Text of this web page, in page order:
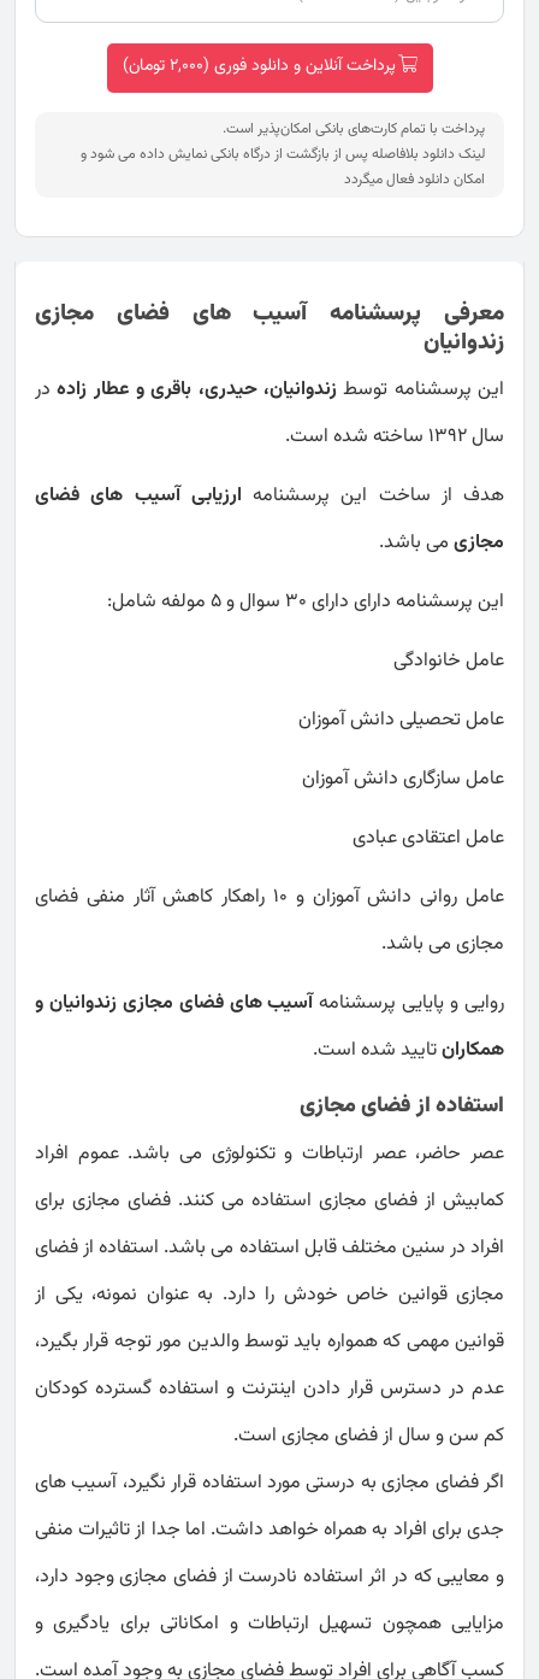
پرداخت آنلاین و دانلود فوری (2,000 تومان)
پرداخت با تمام کارت‌های بانکی امکان‌پذیر است.
لینک دانلود بلافاصله پس از بازگشت از درگاه بانکی نمایش داده می شود و
امکان دانلود فعال میگردد
معرفی پرسشنامه آسیب های فضای مجازی
زندوانیان
این پرسشنامه توسطزندوانیان، حیدری، باقری و عطار زادهدر
سال 1392 ساخته شده است.
هدف از ساخت این پرسشنامه ارزیابی آسیب های فضای
مجازیمی باشد.
این پرسشنامه دارای دارای 30 سوال و 5 مولفه شامل:
عامل خانوادگی
عامل تحصیلی دانش آموزان
عامل سازگاری دانش آموزان
عامل اعتقادی عبادی
عامل روانی دانش آموزان و 10 راهکار کاهش آثار منفی فضای
مجازی می باشد.
روایی و پایایی پرسشنامهآسیب های فضای مجازی زندوانیان و
همکارانتایید شده است.
استفاده از فضای مجازی
عصر حاضر، عصر ارتباطات و تکنولوژی می باشد. عموم افراد
کمابیش از فضای مجازی استفاده می کنند. فضای مجازی برای
افراد در سنین مختلف قابل استفاده می باشد. استفاده از فضای
مجازی قوانین خاص خودش را دارد. به عنوان نمونه، یکی از
قوانین مهمی که همواره باید توسط والدین مور توجه قرار بگیرد،
عدم در دسترس قرار دادن اینترنت و استفاده گسترده کودکان
کم سن و سال از فضای مجازی است.
اگر فضای مجازی به درستی مورد استفاده قرار نگیرد، آسیب های
جدی برای افراد به همراه خواهد داشت. اما جدا از تاثیرات منفی
و معایبی که در اثر استفاده نادرست از فضای مجازی وجود دارد،
مزایایی همچون تسهیل ارتباطات و امکاناتی برای یادگیری و
کسب آگاهی برای افراد توسط فضای مجازی به وجود آمده است.